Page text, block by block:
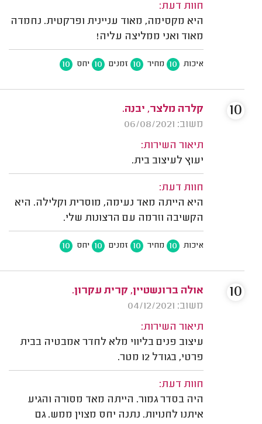
חוות דעת:
היא מקסימה, מאוד עניינית ופרקטית. נחמדה
מאוד ואני ממליצה עליה!
איכות 10 מחיר 10 זמנים 10 יחס 10
קלרה מלצר, יבנה.
משוב: 06/08/2021
תיאור השירות:
יעוץ לעיצוב בית.
חוות דעת:
היא הייתה מאד נעימה, מוסרית וקלילה. היא
הקשיבה וזרמה עם הרצונות שלי.
איכות 10 מחיר 10 זמנים 10 יחס 10
10
אולה ברונשטיין, קרית עקרון.
משוב: 04/12/2021
תיאור השירות:
עיצוב פנים בליווי מלא לחדר אמבטיה בבית
פרטי, בגודל 12 מטר.
חוות דעת:
היה בסדר גמור. הייתה מאד מסורה והגיע
איתנו לחנויות. נתנה יחס מצוין ממש. גם
10